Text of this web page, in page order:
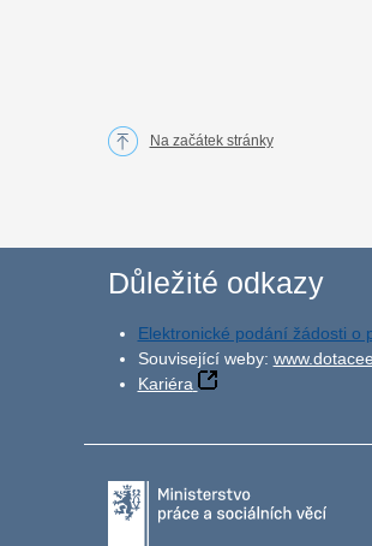
Na začátek stránky
Důležité odkazy
Elektronické podání žádosti o
Související weby:
Kariéra